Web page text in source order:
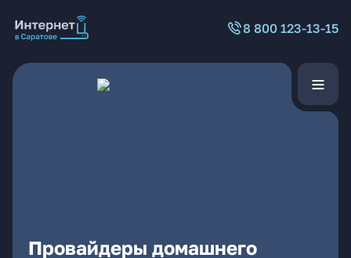
8 800 123-13-15
Провайдеры домашнего